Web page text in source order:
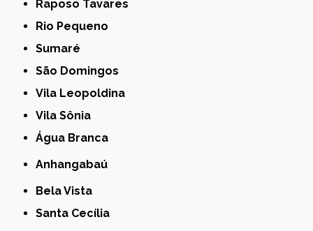
Raposo Tavares
Rio Pequeno
Sumaré
São Domingos
Vila Leopoldina
Vila Sônia
Água Branca
Anhangabaú
Bela Vista
Santa Cecília